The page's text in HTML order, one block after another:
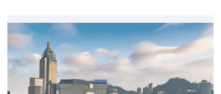
免費開戶轉介服務
私人貸款